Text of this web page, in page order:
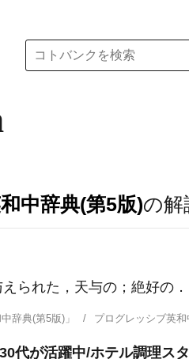
中辞典(第5版)の解
えられた，天与の；絶好の ．
辞典(第5版)」 プログレッシブ英
代が活躍中/ホテル調理ス